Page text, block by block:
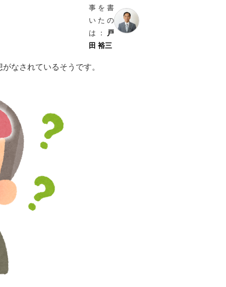
事を書
いたの
は：
戸
田 裕三
なされているそうです。